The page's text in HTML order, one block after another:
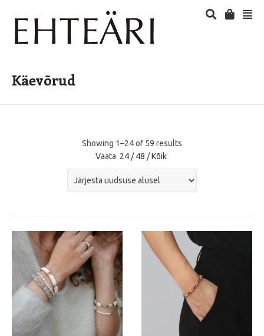
Käevõrud
Showing 1–24 of 59 results
Vaata 24 / 48 /Kõik